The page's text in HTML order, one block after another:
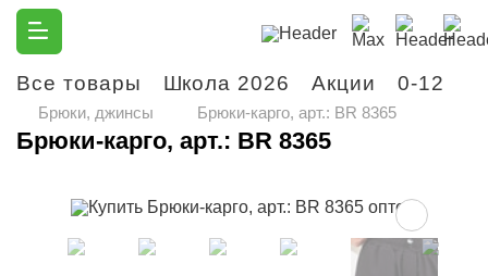
Все товары Школа 2026 Акции 0-12
Брюки, джинсы Брюки-карго, арт.: BR 8365
Брюки-карго, арт.: BR 8365